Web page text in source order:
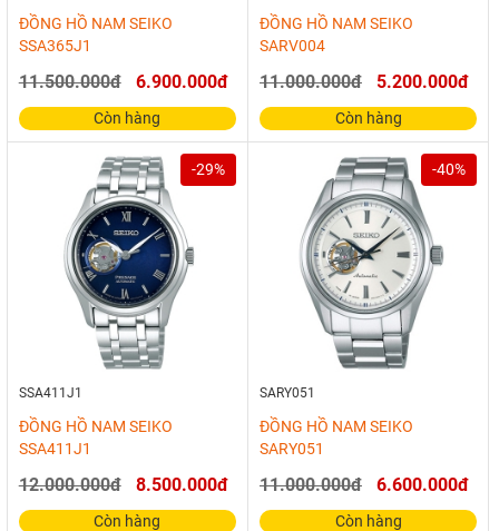
ĐỒNG HỒ NAM SEIKO
SSA365J1
11.500.000đ 6.900.000đ
Còn hàng
ĐỒNG HỒ NAM SEIKO
SARV004
11.000.000đ 5.200.000đ
Còn hàng
-29%
SSA411J1
ĐỒNG HỒ NAM SEIKO
SSA411J1
12.000.000đ 8.500.000đ
Còn hàng
-40%
SARY051
ĐỒNG HỒ NAM SEIKO
SARY051
11.000.000đ 6.600.000đ
Còn hàng